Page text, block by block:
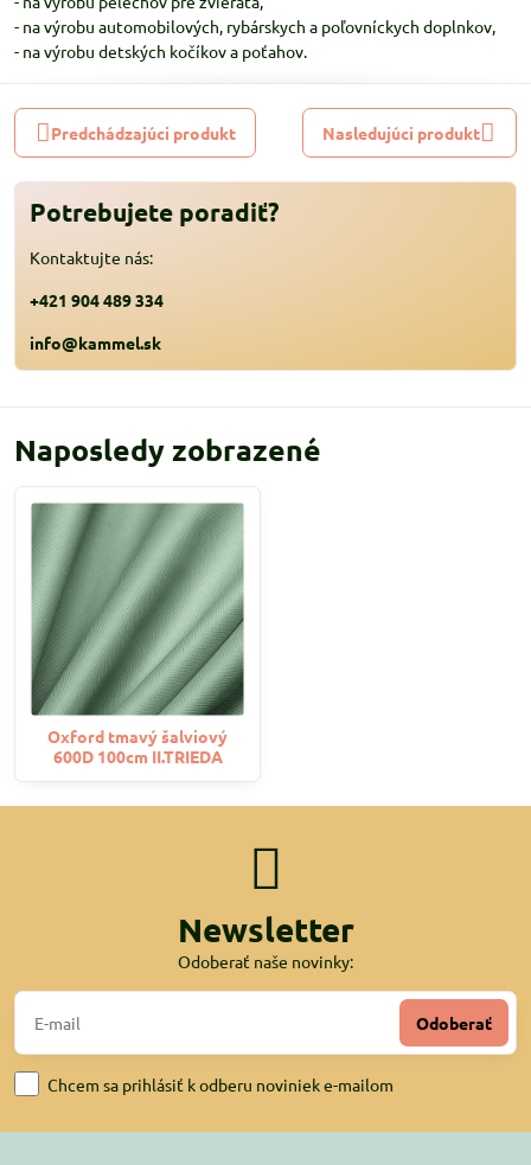
- na výrobu automobilových, rybárskych a poľovníckych doplnkov,
- na výrobu detských kočíkov a poťahov.
Predchádzajúci produkt Nasledujúci produkt
Potrebujete poradiť?
Kontaktujte nás:
+421 904 489 334
info@kammel.sk
Naposledy zobrazené
Oxford tmavý šalviový
600D 100cm II.TRIEDA
Newsletter
Odoberať naše novinky:
Odoberať
Chcem sa prihlásiť k odberu noviniek e-mailom